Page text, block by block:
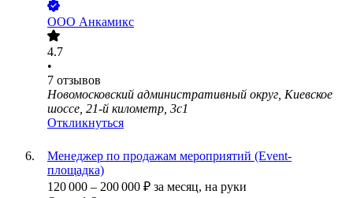
ООО Анкамикс
4.7
•
7 отзывов
Новомосковский административный округ, Киевское
шоссе, 21-й километр, 3с1
Откликнуться
Менеджер по продажам мероприятий (Event-
площадка)
120 000 – 200 000 ₽ за месяц, на руки